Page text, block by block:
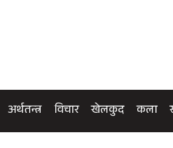
अर्थतन्त्र विचार खेलकुद कला